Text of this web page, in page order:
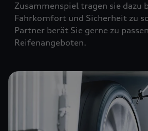
Zusammenspiel tragen sie dazu
Fahrkomfort und Sicherheit zu
Partner berät Sie gerne zu
Reifenangeboten.